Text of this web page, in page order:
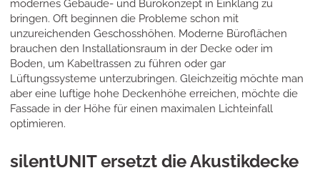
modernes Gebäude- und Bürokonzept in Einklang zu
bringen. Oft beginnen die Probleme schon mit
unzureichenden Geschosshöhen. Moderne Büroflächen
brauchen den Installationsraum in der Decke oder im
Boden, um Kabeltrassen zu führen oder gar
Lüftungssysteme unterzubringen. Gleichzeitig möchte man
aber eine luftige hohe Deckenhöhe erreichen, möchte die
Fassade in der Höhe für einen maximalen Lichteinfall
optimieren.
silentUNIT ersetzt die Akustikdecke